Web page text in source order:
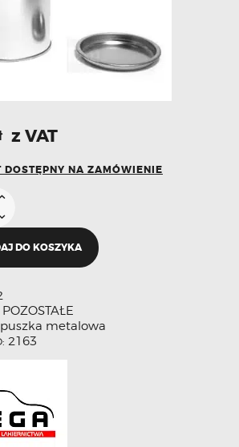
z VAT
DOSTĘPNY NA ZAMÓWIENIE
DO KOSZYKA
POZOSTAŁE
puszka metalowa
2163